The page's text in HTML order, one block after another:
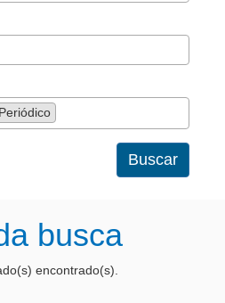
Buscar
busca
encontrado(s).